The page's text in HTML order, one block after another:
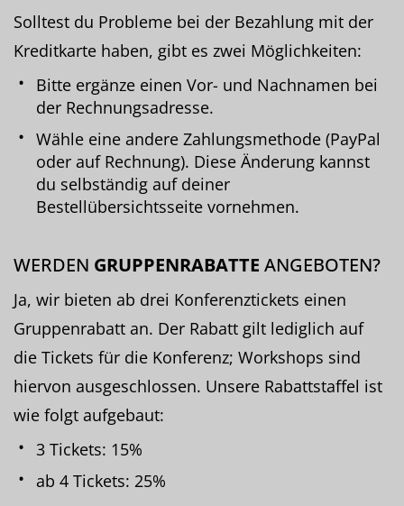
Solltest du Probleme bei der Bezahlung mit der
Kreditkarte haben, gibt es zwei Möglichkeiten:
Bitte ergänze einen Vor- und Nachnamen bei
der Rechnungsadresse.
Wähle eine andere Zahlungsmethode (PayPal
oder auf Rechnung). Diese Änderung kannst
du selbständig auf deiner
Bestellübersichtsseite vornehmen.
WERDEN GRUPPENRABATTE ANGEBOTEN?
Ja, wir bieten ab drei Konferenztickets einen
Gruppenrabatt an. Der Rabatt gilt lediglich auf
die Tickets für die Konferenz; Workshops sind
hiervon ausgeschlossen. Unsere Rabattstaffel ist
wie folgt aufgebaut:
3 Tickets: 15%
ab 4 Tickets: 25%